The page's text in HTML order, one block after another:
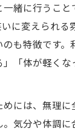
緒に行うこと
に変えられる
も特徴です。
「体が軽く
には、無理
気分や体調に